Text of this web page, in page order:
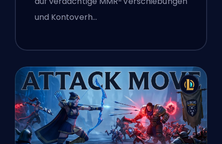
und Kontoverh…